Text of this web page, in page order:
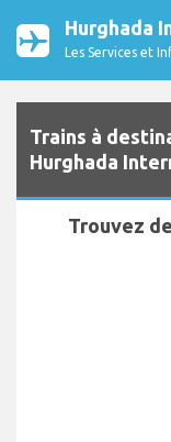
Hurghada
Les Services et
Trains à
Hurghada
Trouvez